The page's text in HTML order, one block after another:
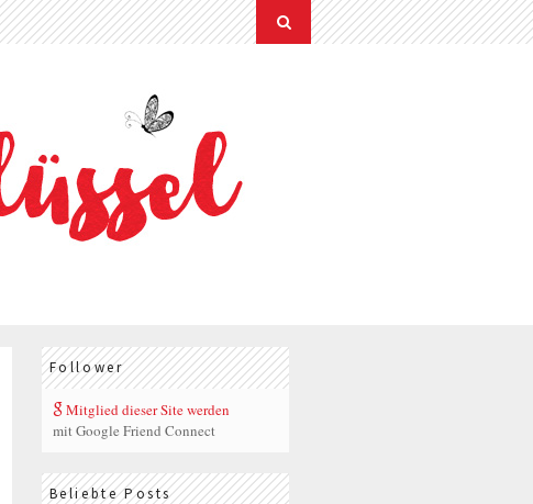
Follower
Mitglied dieser Site werden
mit Google Friend Connect
Beliebte Posts